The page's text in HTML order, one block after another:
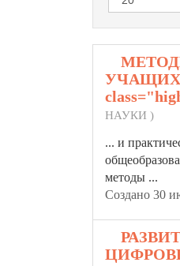
НАУКИ )
... и
обще
методы ...
Создано 30